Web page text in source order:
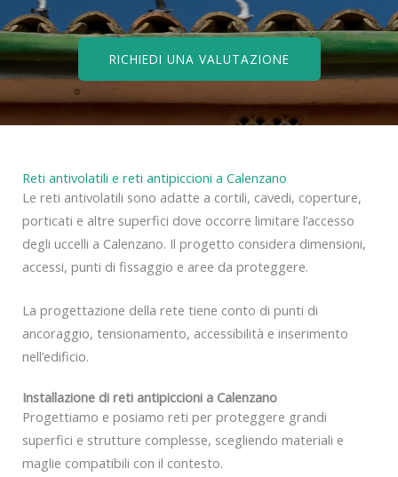
RICHIEDI UNA VALUTAZIONE
Reti antivolatili e reti antipiccioni a Calenzano
Le reti antivolatili sono adatte a cortili, cavedi, coperture,
porticati e altre superfici dove occorre limitare l’accesso
degli uccelli a Calenzano. Il progetto considera dimensioni,
accessi, punti di fissaggio e aree da proteggere.
La progettazione della rete tiene conto di punti di
ancoraggio, tensionamento, accessibilità e inserimento
nell’edificio.
Installazione di reti antipiccioni a Calenzano
Progettiamo e posiamo reti per proteggere grandi
superfici e strutture complesse, scegliendo materiali e
maglie compatibili con il contesto.